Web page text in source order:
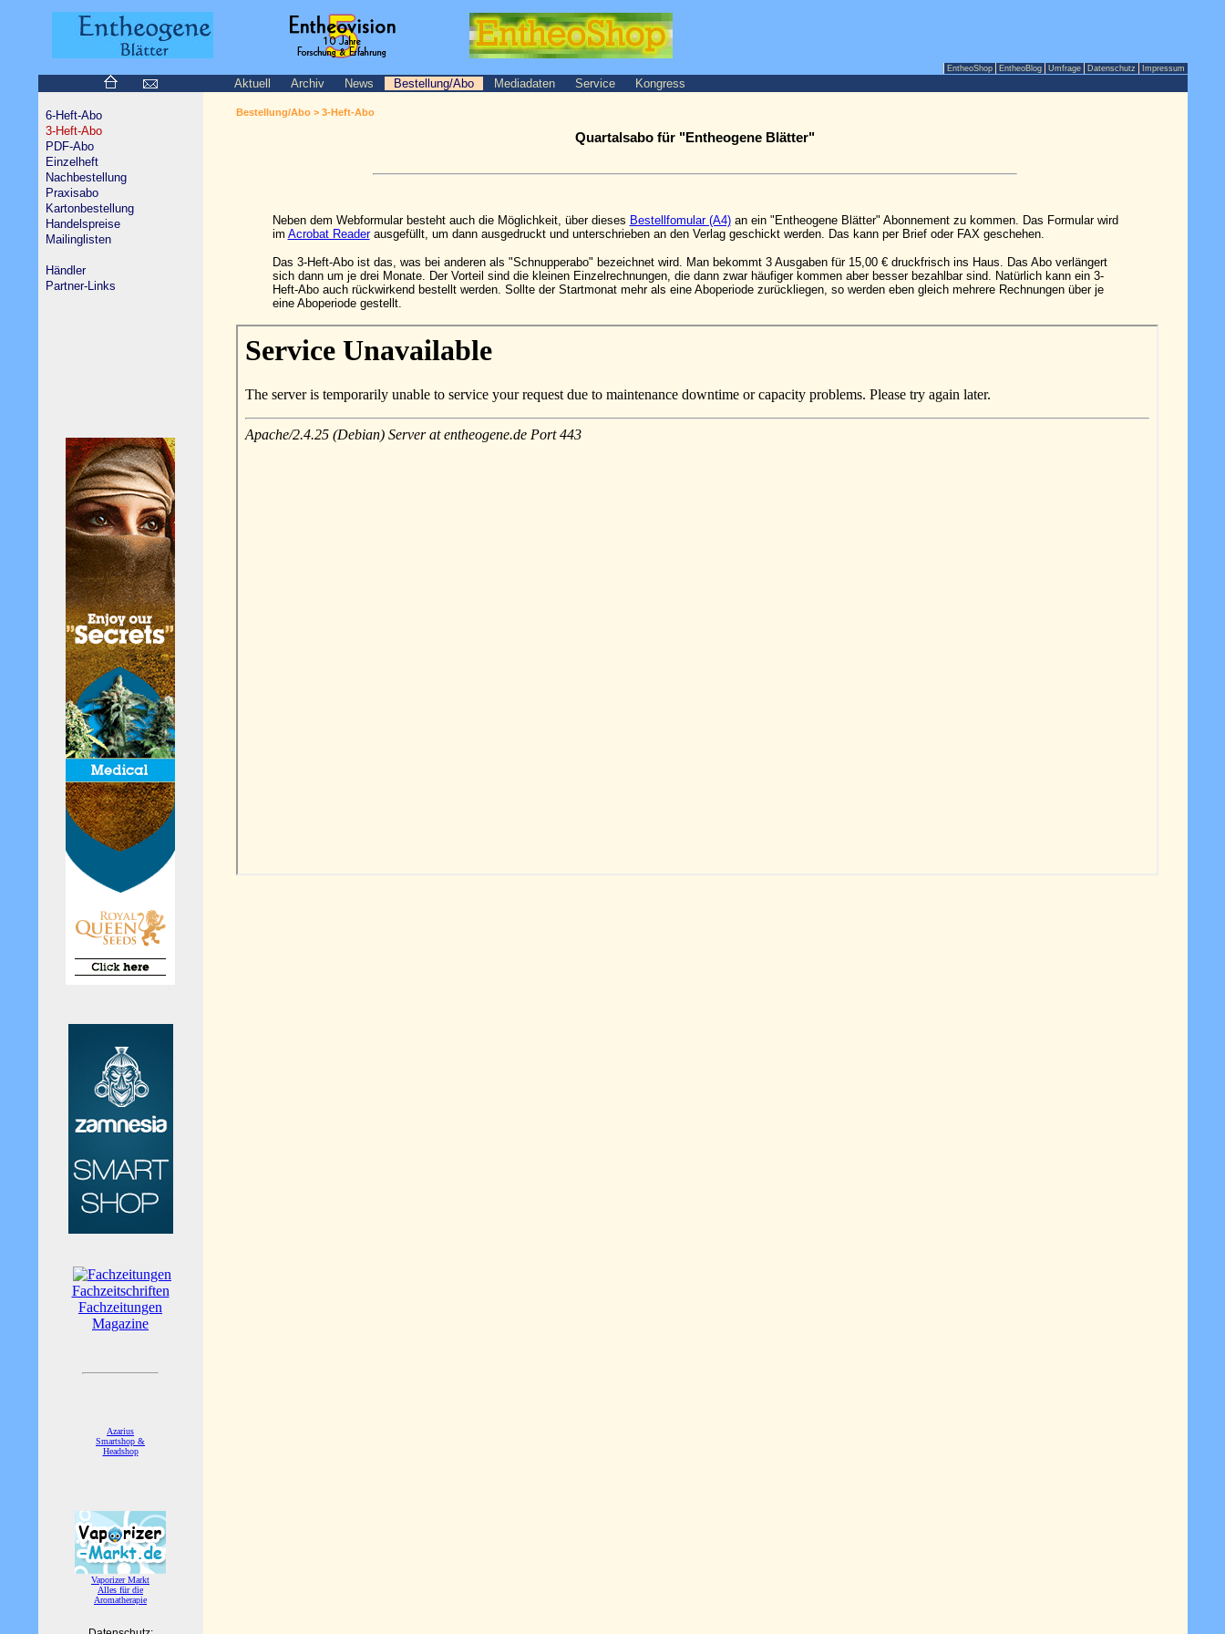
EntheoShop EntheoBlog Umfrage Datenschutz Impressum
Aktuell Archiv News Bestellung/Abo Mediadaten Service Kongress
6-Heft-Abo
3-Heft-Abo
PDF-Abo
Einzelheft
Nachbestellung
Praxisabo
Kartonbestellung
Handelspreise
Mailinglisten
Händler
Partner-Links
Fachzeitschriften
Fachzeitungen
Magazine
Bestellung/Abo > 3-Heft-Abo
Quartalsabo für "Entheogene Blätter"
Neben dem Webformular besteht auch die Möglichkeit, über dieses Bestellfomular (A4)an ein "Entheogene Blätter" Abonnement zu kommen. Das Formular wird
im Acrobat Readerausgefüllt, um dann ausgedruckt und unterschrieben an den Verlag geschickt werden. Das kann per Brief oder FAX geschehen.
Das 3-Heft-Abo ist das, was bei anderen als "Schnupperabo" bezeichnet wird. Man bekommt 3 Ausgaben für 15,00 € druckfrisch ins Haus. Das Abo verlängert
sich dann um je drei Monate. Der Vorteil sind die kleinen Einzelrechnungen, die dann zwar häufiger kommen aber besser bezahlbar sind. Natürlich kann ein 3-
Heft-Abo auch rückwirkend bestellt werden. Sollte der Startmonat mehr als eine Aboperiode zurückliegen, so werden eben gleich mehrere Rechnungen über je
eine Aboperiode gestellt.
Azarius
Smartshop &
Headshop
Vaporizer Markt
Alles für die
Aromatherapie